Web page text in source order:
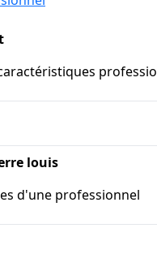
louis
d'une professionnel